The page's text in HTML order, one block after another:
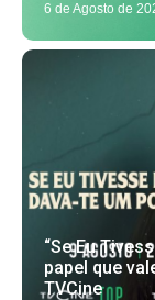
6 de Agosto de
“Se Eu
papel que
TVCine